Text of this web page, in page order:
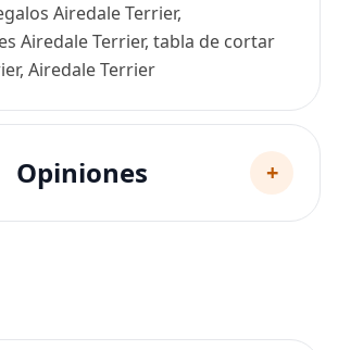
Airedale Terrier,
Airedale Terrier, tabla de cortar
Airedale Terrier
Opiniones +